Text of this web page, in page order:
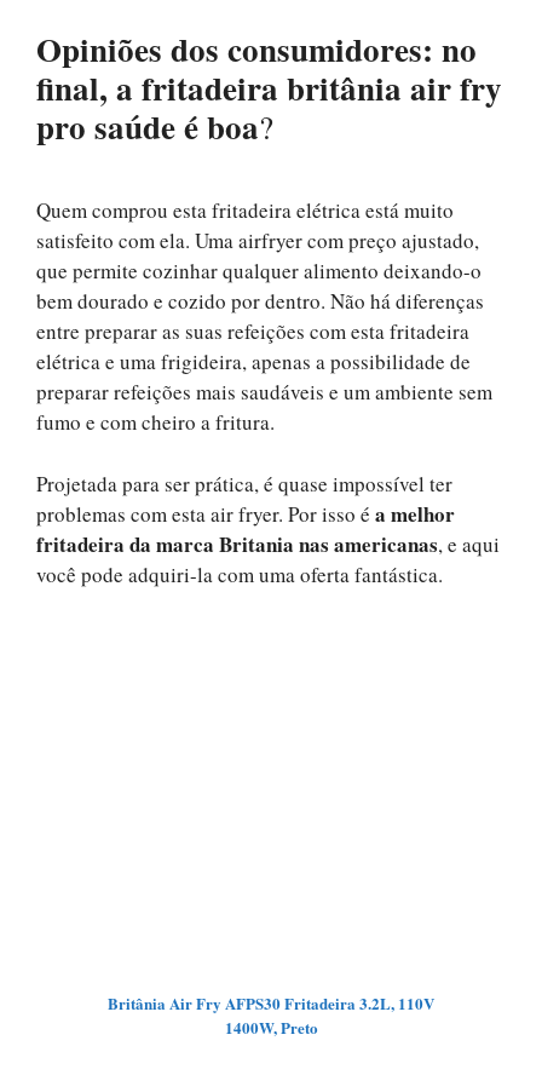
Opiniões dos consumidores: no
final, a fritadeira britânia air fry
pro saúdeé boa?
Quem comprou esta fritadeira elétrica está muito
satisfeito com ela. Uma airfryer com preço ajustado,
que permite cozinhar qualquer alimento deixando-o
bem dourado e cozido por dentro. Não há diferenças
entre preparar as suas refeições com esta fritadeira
elétrica e uma frigideira, apenas a possibilidade de
preparar refeições mais saudáveis ​​e um ambiente sem
fumo e com cheiro a fritura.
Projetada para ser prática, é quase impossível ter
problemas com esta air fryer. Por isso é a melhor
fritadeira da marca Britania nas americanas, e aqui
você pode adquiri-la com uma oferta fantástica.
Britânia Air Fry AFPS30 Fritadeira 3.2L, 110V
1400W, Preto